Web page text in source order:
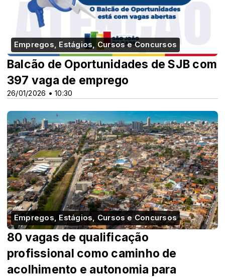
Empregos, Estágios, Cursos e Concursos
26/01/2026 • 10:30
Balcão de Oportunidades de SJB com
397 vaga de emprego
Empregos, Estágios, Cursos e Concursos
80 vagas de qualificação
profissional como caminho de
acolhimento e autonomia para